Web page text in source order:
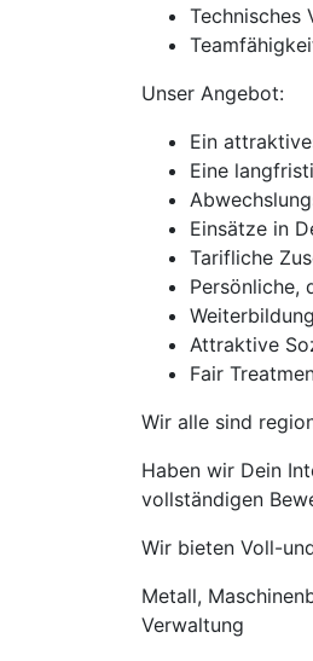
Technisches
Unser Angebot:
Ein
Eine
Einsätze in
Tarifliche
Persönliche,
Attraktive
Fair
Wir alle sind
Haben wir Dein
vollständigen
Wir bieten Voll-
Metall,
Verwaltung